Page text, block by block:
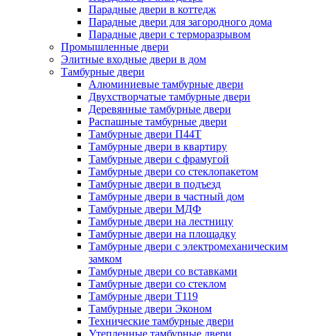
Парадные двери в коттедж
Парадные двери для загородного дома
Парадные двери с терморазрывом
Промышленные двери
Элитные входные двери в дом
Тамбурные двери
Алюминиевые тамбурные двери
Двухстворчатые тамбурные двери
Деревянные тамбурные двери
Распашные тамбурные двери
Тамбурные двери П44Т
Тамбурные двери в квартиру
Тамбурные двери с фрамугой
Тамбурные двери со стеклопакетом
Тамбурные двери в подъезд
Тамбурные двери в частный дом
Тамбурные двери МДФ
Тамбурные двери на лестницу
Тамбурные двери на площадку
Тамбурные двери с электромеханическим
замком
Тамбурные двери со вставками
Тамбурные двери со стеклом
Тамбурные двери Т119
Тамбурные двери Эконом
Технические тамбурные двери
Утепленные тамбурные двери